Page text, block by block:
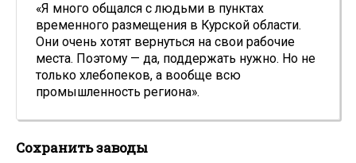
«Я много общался с людьми в пунктах
временного размещения в Курской области.
Они очень хотят вернуться на свои рабочие
места. Поэтому — да, поддержать нужно. Но не
только хлебопеков, а вообще всю
промышленность региона».
Сохранить заводы